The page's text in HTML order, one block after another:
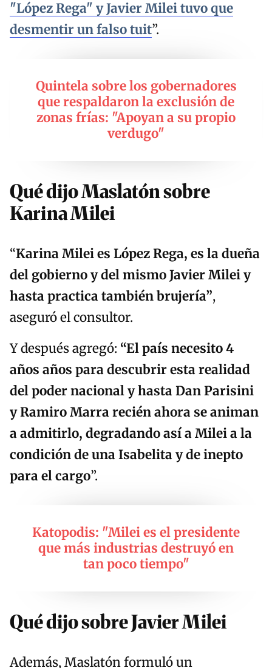
"López Rega" y Javier Milei tuvo que
desmentir un falso tuit”.
Quintela sobre los gobernadores
que respaldaron la exclusión de
zonas frías: "Apoyan a su propio
verdugo"
Qué dijo Maslatón sobre
Karina Milei
“Karina Milei es López Rega, es la dueña
del gobierno y del mismo Javier Milei y
hasta practica también brujería”,
aseguró el consultor.
Y después agregó: “El país necesito 4
años años para descubrir esta realidad
del poder nacional y hasta Dan Parisini
y Ramiro Marra recién ahora se animan
a admitirlo, degradando así a Milei a la
condición de una Isabelita y de inepto
para el cargo”.
Katopodis: "Milei es el presidente
que más industrias destruyó en
tan poco tiempo"
Qué dijo sobre Javier Milei
Además, Maslatón formuló un